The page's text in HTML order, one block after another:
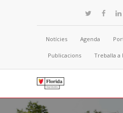
Notícies Agenda
Publicacions Treballa a